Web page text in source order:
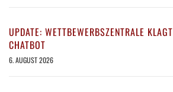
UPDATE: WETTBEWERBSZENTRALE
CHATBOT
6. AUGUST 2026